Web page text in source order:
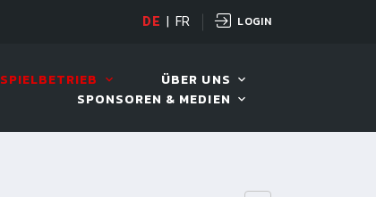
LIVE! VIVA OPEN
DE FR LOGIN
SPIELBETRIEB
ÜBER UNS
SPONSOREN & MEDIEN